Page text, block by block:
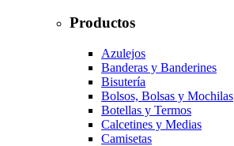
Productos
Azulejos
Banderas y Banderines
Bisutería
Bolsos, Bolsas y Mochilas
Botellas y Termos
Calcetines y Medias
Camisetas